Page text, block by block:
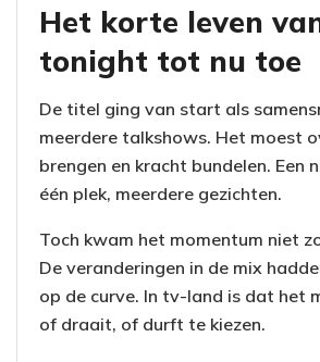
Het korte leven
tonight tot nu toe
De titel ging van start als
meerdere talkshows. Het moest
brengen en kracht bundelen. Een
één plek, meerdere gezichten.
Toch kwam het momentum niet
De veranderingen in de mix
op de curve. In tv-land is dat het
of draait, of durft te kiezen.